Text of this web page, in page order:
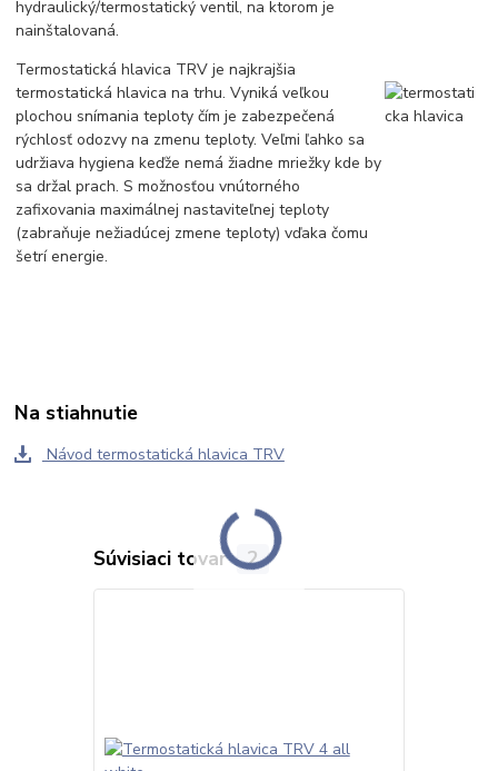
hydraulický/termostatický ventil, na ktorom je
nainštalovaná.
Termostatická hlavica TRV je najkrajšia
termostatická hlavica na trhu. Vyniká veľkou
plochou snímania teploty čím je zabezpečená
rýchlosť odozvy na zmenu teploty. Veľmi ľahko sa
udržiava hygiena keďže nemá žiadne mriežky kde by
sa držal prach. S možnosťou vnútorného
zafixovania maximálnej nastaviteľnej teploty
(zabraňuje nežiadúcej zmene teploty) vďaka čomu
šetrí energie.
Na stiahnutie
Návod termostatická hlavica TRV
Súvisiaci tovar 2